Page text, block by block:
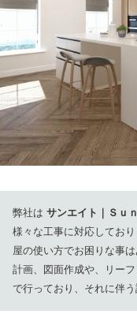
弊社は サンエイト｜Ｓｕ
様々な工事に対応しており
屋の使い方でお困りな事
計画、図面作成や、リー
で行っており、それに伴